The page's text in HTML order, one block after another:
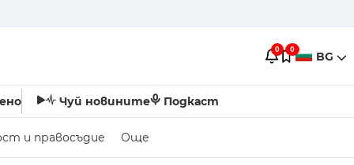
0 0 BG
Чуй новините Подкаст
и правосъдие Още